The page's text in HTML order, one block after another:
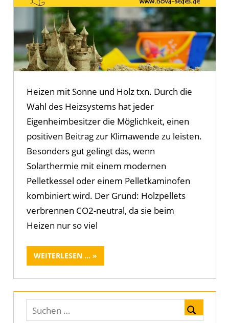
Heizen mit Sonne und Holz txn. Durch die
Wahl des Heizsystems hat jeder
Eigenheimbesitzer die Möglichkeit, einen
positiven Beitrag zur Klimawende zu leisten.
Besonders gut gelingt das, wenn
Solarthermie mit einem modernen
Pelletkessel oder einem Pelletkaminofen
kombiniert wird. Der Grund: Holzpellets
verbrennen CO2-neutral, da sie beim
Heizen nur so viel
WEITERLESEN ...